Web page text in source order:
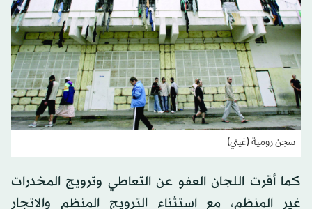
سجن رومية (غيتي)
كما أقرت اللجان العفو عن التعاطي وترويج المخدرات
غير المنظم، مع استثناء الترويج المنظم والاتجار